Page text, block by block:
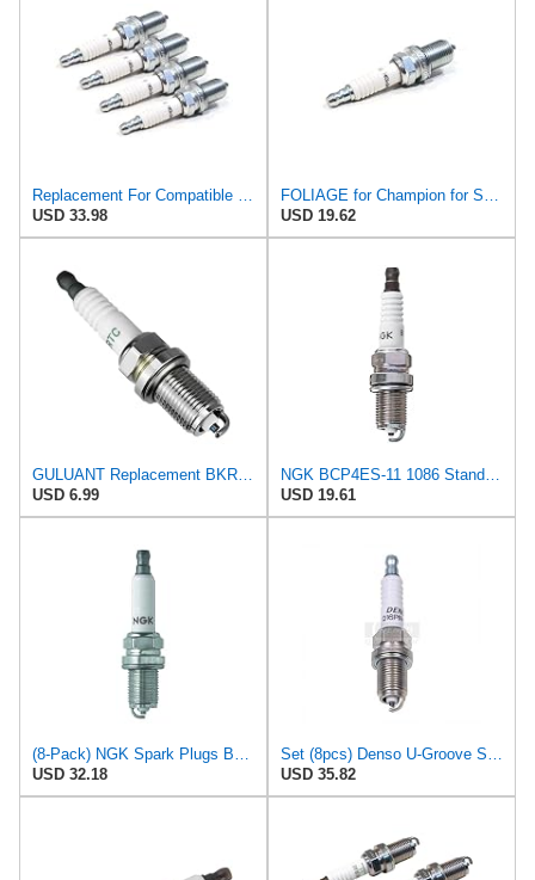
Replacement For Compatible With (Pack of 4) OEM Champion Spark Plugs for Autolite 3924, 3926, 5503,
USD 33.98
FOLIAGE for Champion for Spark Plug for Autolite 3924, 3926, 5503, 602, AP3924, XS3924 Engines
USD 19.62
GULUANT Replacement BKR5E Spark Plug for Autolite 3924 3926 5224 for Bosch F000KE0P03 F000KE0P07
USD 6.99
NGK BCP4ES-11 1086 Standard Spark Plug, 4 Pack
USD 19.61
(8-Pack) NGK Spark Plugs BKR4ESA-11 (Stock # 7755)
USD 32.18
Set (8pcs) Denso U-Groove Spark Plugs Stock 5016 Nickel Core .043"(1.1mm) Gap Size Q16PR-U11
USD 35.82